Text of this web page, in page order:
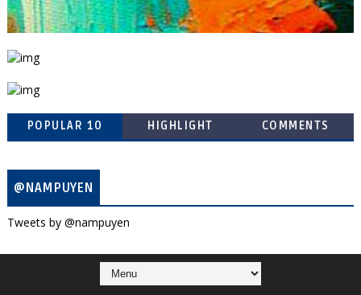
POPULAR 10 HIGHLIGHT COMMENTS
@NAMPUYEN
Tweets by @nampuyen